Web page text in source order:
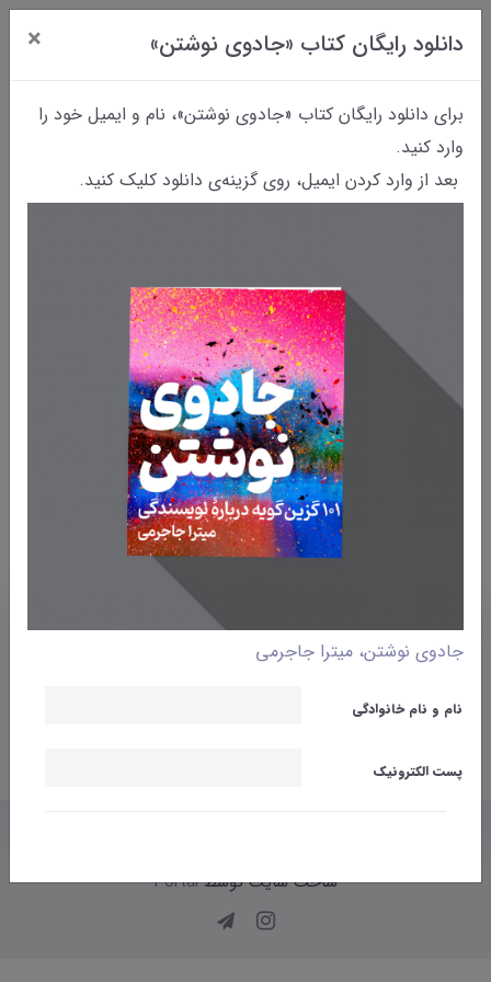
دانلود رایگان کتاب «جادوی نوشتن» ×
برای دانلود رایگان کتاب «جادوی نوشتن»، نام و ایمیل خود را
وارد کنید.
بعد از وارد کردن ایمیل، روی گزینه‌ی دانلود کلیک کنید.
جادوی نوشتن، میترا جاجرمی
نام و نام خانوادگی
پست الکترونیک
چرا کتاب های " معمّایی " می خوانم؟
از دوران کودکی سریال های جنایی و معمایی سریال های محبوب من بودند.
تک تک قسمت های سریال های " پوآرو " و " داستان های شرلوک هلمز " را با
دقت تماشا می کردم و در دوران راهنمایی تمام کتاب های " آگاتا کریستی " و
" سر آرتور کانن دویل " را خواندم.
ارتباط با من
ساخت سایت توسطPortal